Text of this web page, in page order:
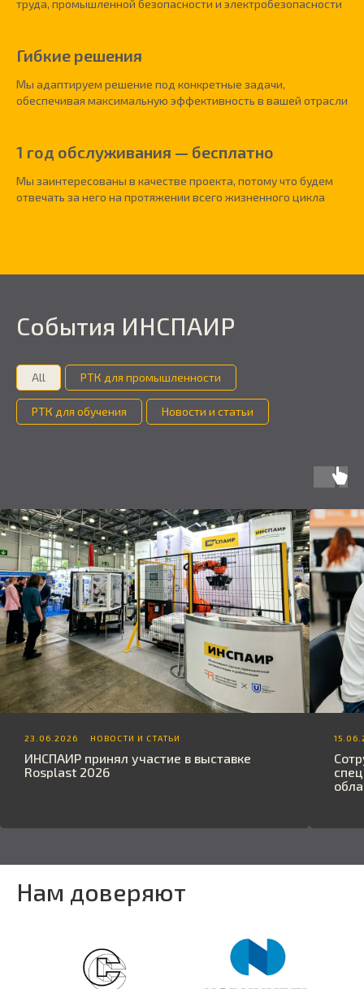
труда, промышленной безопасности и электробезопасности
Гибкие решения
Мы адаптируем решение под конкретные задачи,
обеспечивая максимальную эффективность в вашей отрасли
1 год обслуживания — бесплатно
Мы заинтересованы в качестве проекта, потому что будем
отвечать за него на протяжении всего жизненного цикла
События ИНСПАИР
All РТК для промышленности
РТК для обучения Новости и статьи
23.06.2026 НОВОСТИ И СТАТЬИ
ИНСПАИР принял участие в выставке
Rosplast 2026
Нам доверяют